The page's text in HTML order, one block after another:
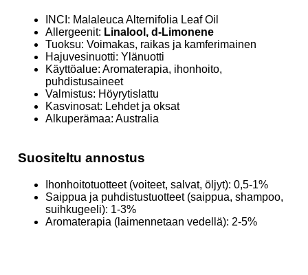
INCI: Malaleuca Alternifolia Leaf Oil
Allergeenit: Linalool, d-Limonene
Tuoksu: Voimakas, raikas ja kamferimainen
Hajuvesinuotti: Ylänuotti
Käyttöalue: Aromaterapia, ihonhoito,
puhdistusaineet
Valmistus: Höyrytislattu
Kasvinosat: Lehdet ja oksat
Alkuperämaa: Australia
Suositeltu annostus
Ihonhoitotuotteet (voiteet, salvat, öljyt): 0,5-1%
Saippua ja puhdistustuotteet (saippua, shampoo,
suihkugeeli): 1-3%
Aromaterapia (laimennetaan vedellä): 2-5%